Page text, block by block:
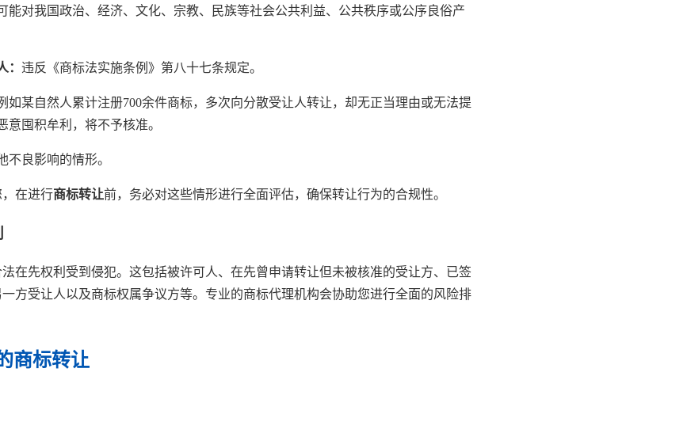
能对我国政治、经济、文化、宗教、民族等社会公共利益、公共秩序或公序良俗产
： 违反《商标法实施条例》第八十七条规定。
如某自然人累计注册700余件商标，多次向分散受让人转让，却无正当理由或无法提
意囤积牟利，将不予核准。
不良影响的情形。
在进行商标转让前，务必对这些情形进行全面评估，确保转让行为的合规性。
在先权利受到侵犯。这包括被许可人、在先曾申请转让但未被核准的受让方、已签
方受让人以及商标权属争议方等。专业的商标代理机构会协助您进行全面的风险排
商标转让